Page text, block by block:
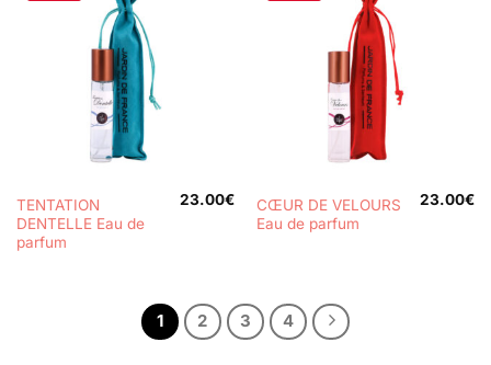
TENTATION
DENTELLE Eau de
parfum
23.00€
CŒUR DE VELOURS
Eau de parfum
23.00€
1 2 3 4